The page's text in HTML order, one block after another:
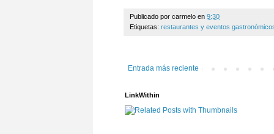
Publicado por carmelo en 9:30
Etiquetas: restaurantes y eventos
Entrada más reciente
LinkWithin